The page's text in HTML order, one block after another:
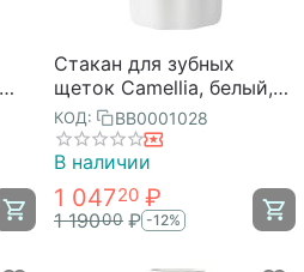
Стакан для зубных
щеток Camellia, белый,
Bergenson Bjorn Bath
КОД: BB0001028
В наличии
1 04720 ₽
1 19000 ₽ -12%